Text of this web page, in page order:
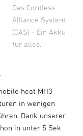
Das Cordless
Alliance System
(CAS) - Ein Akku
für alles.
heat MH3
in wenigen
Dank unserer
in unter 5 Sek.